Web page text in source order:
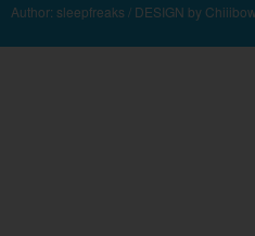
Author: sleepfreaks / DESIGN by Chiiibow.